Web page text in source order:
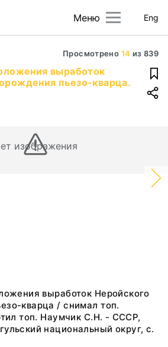
Меню Eng
Просмотрено 14 из 839
выработок
пьезо-кварца.
изображения
выработок Неройского
кварца / снимал топ.
топ. Наумчик С.Н. - СССР,
национальный округ, с.